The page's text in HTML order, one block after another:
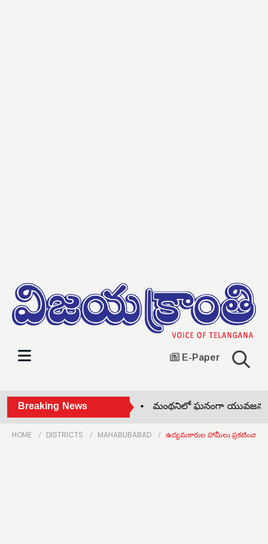
E-Paper
Breaking News
ఈ నెల 13న చలో జిల్లా కలెక్టర్ •మంథనిలో ఘనంగా యువజన
HOME DISTRICTS MAHABUBABAD ఉద్యమకారుల హామీలు ప్రకటించాలి